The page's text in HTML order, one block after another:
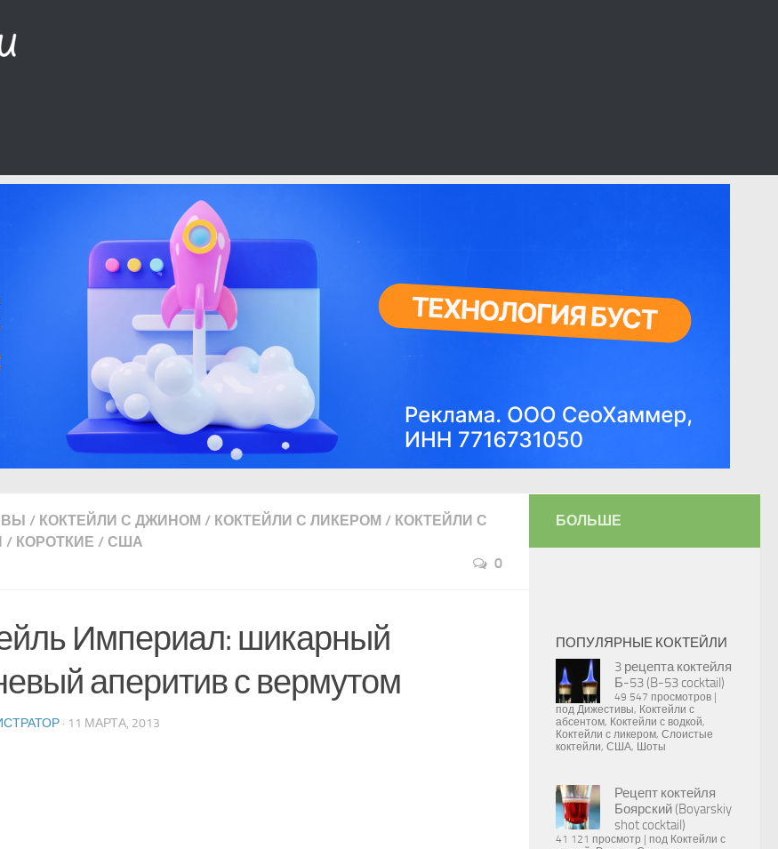
/ КОКТЕЙЛИ С ДЖИНОМ / КОКТЕЙЛИ С ЛИКЕРОМ / КОКТЕЙЛИ С
/ КОРОТКИЕ / США
0
Империал: шикарный
аперитив с вермутом
· 11 МАРТА, 2013
БОЛЬШЕ
ПОПУЛЯРНЫЕ КОКТЕЙЛИ
3 рецепта коктейля
Б-53 (B-53 cocktail)
49 547 просмотров
под Дижестивы, Коктейли с
абсентом, Коктейли с водкой,
Коктейли с ликером, Слоистые
коктейли, США, Шоты
Рецепт коктейля
Боярский (Boyarskiy
shot cocktail)
41 121 просмотр под Коктейли с